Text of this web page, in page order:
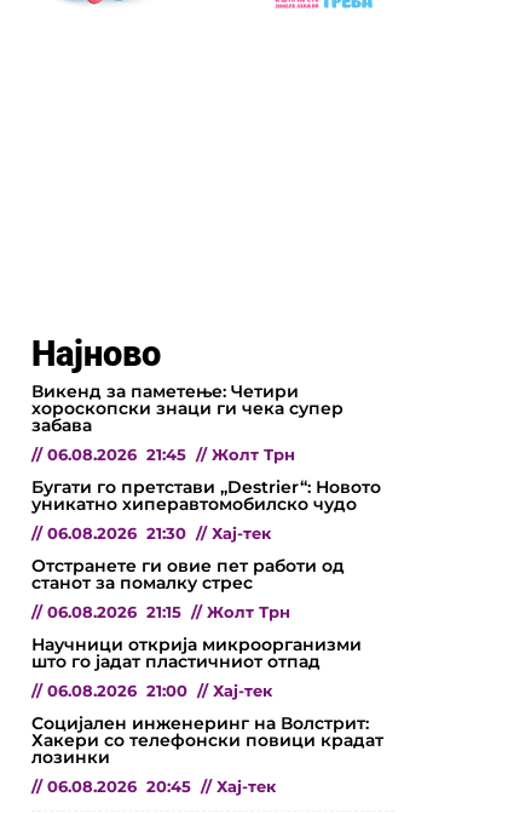
Најново
Викенд за паметење: Четири
хороскопски знаци ги чека супер
забава
// 06.08.2026 21:45 // Жолт Трн
Бугати го претстави „Destrier“: Новото
уникатно хиперавтомобилско чудо
// 06.08.2026 21:30 // Хај-тек
Отстранете ги овие пет работи од
станот за помалку стрес
// 06.08.2026 21:15 // Жолт Трн
Научници открија микроорганизми
што го јадат пластичниот отпад
// 06.08.2026 21:00 // Хај-тек
Социјален инженеринг на Волстрит:
Хакери со телефонски повици крадат
лозинки
// 06.08.2026 20:45 // Хај-тек